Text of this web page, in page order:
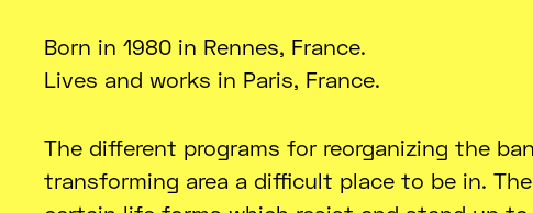
Born in 1980 in Rennes, France.
Lives and works in Paris, France.
The different programs for reorganizing the
transforming area a difficult place to be in.